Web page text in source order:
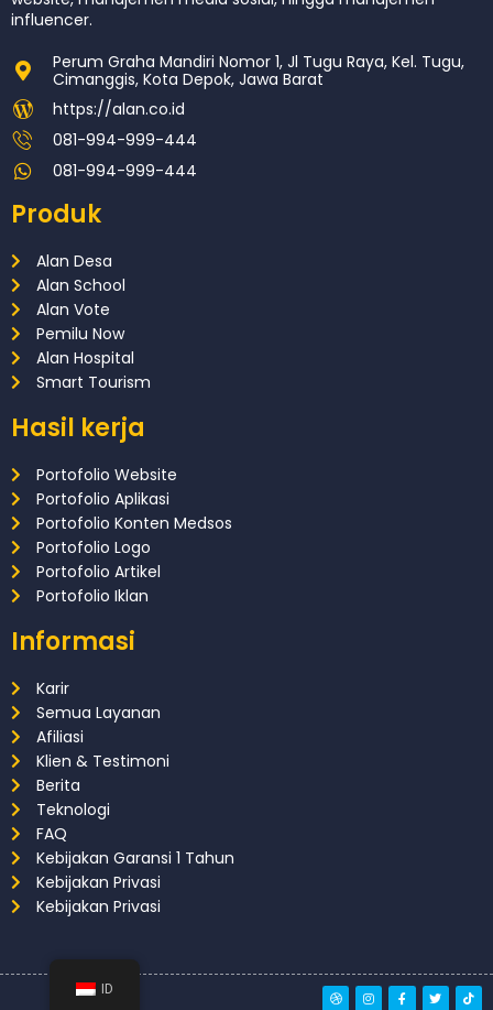
influencer.
Perum Graha Mandiri Nomor 1, Jl Tugu Raya, Kel. Tugu,
Cimanggis, Kota Depok, Jawa Barat
https://alan.co.id
081-994-999-444
081-994-999-444
Produk
Alan Desa
Alan School
Alan Vote
Pemilu Now
Alan Hospital
Smart Tourism
Hasil kerja
Portofolio Website
Portofolio Aplikasi
Portofolio Konten Medsos
Portofolio Logo
Portofolio Artikel
Portofolio Iklan
Informasi
Karir
Semua Layanan
Afiliasi
Klien & Testimoni
Berita
Teknologi
FAQ
Kebijakan Garansi 1 Tahun
Kebijakan Privasi
Kebijakan Privasi
ID